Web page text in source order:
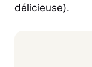
délicieuse).